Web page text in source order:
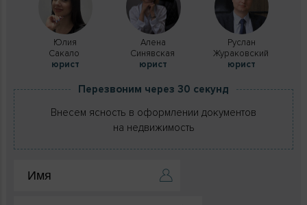
Юлия
Сакало
юрист
Алена
Синявская
юрист
Руслан
Жураковский
юрист
Перезвоним через 30 секунд
Внесем ясность в оформлении документов
на недвижимость